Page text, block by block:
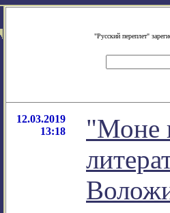
"Русский переплет"
12.03.2019
13:18
"Моне